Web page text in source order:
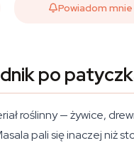
Powiadom mnie
po
roślinny — żywice,
pali się inaczej niż